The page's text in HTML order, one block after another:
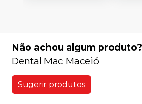
Não achou algum produto?
Dental Mac Maceió
Sugerir produtos